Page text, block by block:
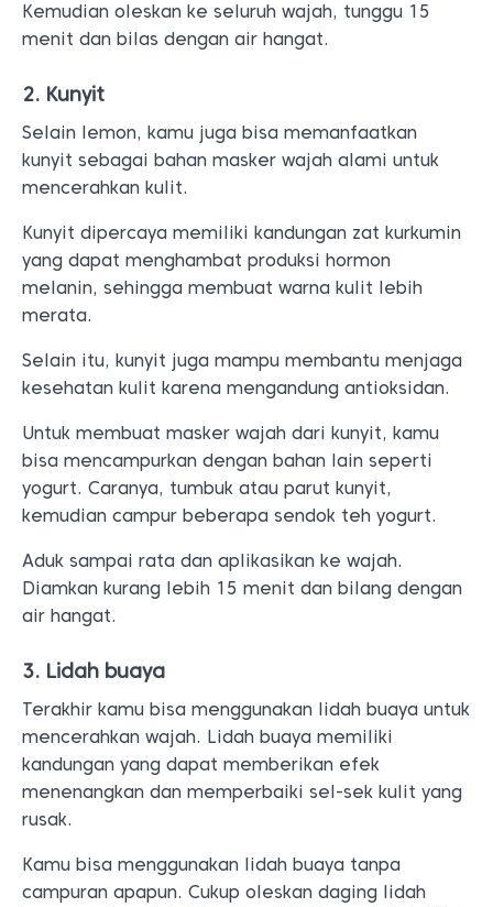
Kemudian oleskan ke seluruh wajah, tunggu 15
menit dan bilas dengan air hangat.
2. Kunyit
Selain lemon, kamu juga bisa memanfaatkan
kunyit sebagai bahan masker wajah alami untuk
mencerahkan kulit.
Kunyit dipercaya memiliki kandungan zat kurkumin
yang dapat menghambat produksi hormon
melanin, sehingga membuat warna kulit lebih
merata.
Selain itu, kunyit juga mampu membantu menjaga
kesehatan kulit karena mengandung antioksidan.
Untuk membuat masker wajah dari kunyit, kamu
bisa mencampurkan dengan bahan lain seperti
yogurt. Caranya, tumbuk atau parut kunyit,
kemudian campur beberapa sendok teh yogurt.
Aduk sampai rata dan aplikasikan ke wajah.
Diamkan kurang lebih 15 menit dan bilang dengan
air hangat.
3. Lidah buaya
Terakhir kamu bisa menggunakan lidah buaya untuk
mencerahkan wajah. Lidah buaya memiliki
kandungan yang dapat memberikan efek
menenangkan dan memperbaiki sel-sek kulit yang
rusak.
Kamu bisa menggunakan lidah buaya tanpa
campuran apapun. Cukup oleskan daging lidah